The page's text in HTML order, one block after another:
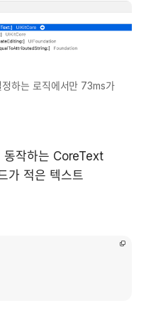
하는 로직에서만 73ms가
동작하는 CoreText
가 적은 텍스트